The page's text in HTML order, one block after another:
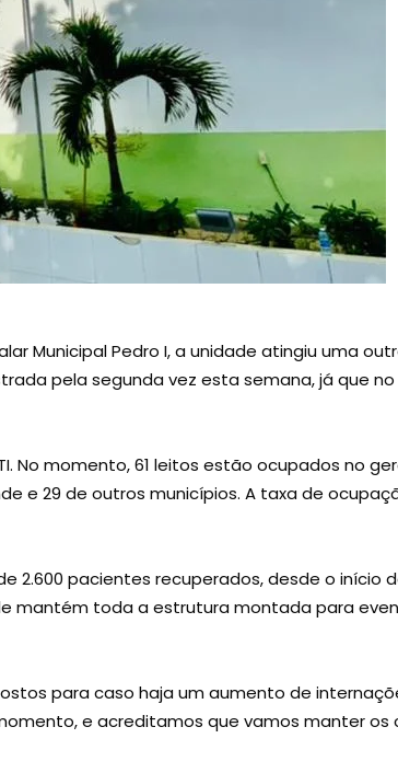
Municipal Pedro I, a unidade atingiu uma
pela segunda vez esta semana, já que
No momento, 61 leitos estão ocupados no
e 29 de outros municípios. A taxa de
2.600 pacientes recuperados, desde o início
mantém toda a estrutura montada para
para caso haja um aumento de
e acreditamos que vamos manter os